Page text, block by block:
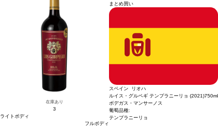
後3ヵ月間瓶内熟成しリリース＞
ヵ月間瓶内熟成しリリース＞
在庫あり
3
ライトボディ
フルボディ
まとめ買い
スペイン リオハ
ルイス・グルペギ テンプラニーリョ (2021)750ml
ボデガス・マンサーノス
葡萄品種:
テンプラニーリョ